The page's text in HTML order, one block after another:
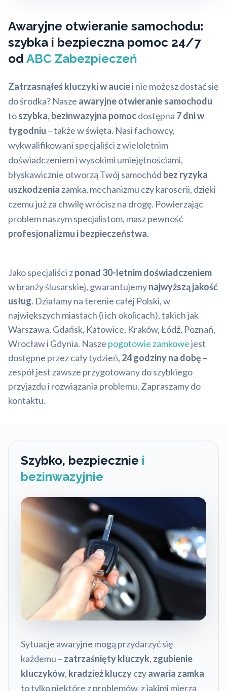
Awaryjne otwieranie samochodu:
szybka i bezpieczna pomoc 24/7
od ABC Zabezpieczeń
Zatrzasnąłeś kluczyki w auciei nie możesz dostać się
do środka? Nasze awaryjne otwieranie samochodu
toszybka, bezinwazyjna pomocdostępna 7 dni w
tygodniu – także w święta. Nasi fachowcy,
wykwalifikowani specjaliści z wieloletnim
doświadczeniem i wysokimi umiejętnościami,
błyskawicznie otworzą Twój samochód bez ryzyka
uszkodzenia zamka, mechanizmu czy karoserii, dzięki
czemu już za chwilę wrócisz na drogę. Powierzając
problem naszym specjalistom, masz pewność
profesjonalizmu i bezpieczeństwa.
Jako specjaliści zponad 30-letnim doświadczeniem
w branży ślusarskiej, gwarantujemynajwyższą jakość
usług. Działamy na terenie całej Polski, w
największych miastach (i ich okolicach), takich jak
Warszawa, Gdańsk, Katowice, Kraków, Łódź, Poznań,
Wrocław i Gdynia. Nasze pogotowie zamkowejest
dostępne przez cały tydzień, 24 godziny na dobę –
zespół jest zawsze przygotowany do szybkiego
przyjazdu i rozwiązania problemu. Zapraszamy do
kontaktu.
Szybko, bezpiecznie i
bezinwazyjnie
Sytuacje awaryjne mogą przydarzyć się
każdemu – zatrzaśnięty kluczyk, zgubienie
kluczyków, kradzież kluczyczyawaria zamka
to tylko niektóre z problemów, z jakimi mierzą